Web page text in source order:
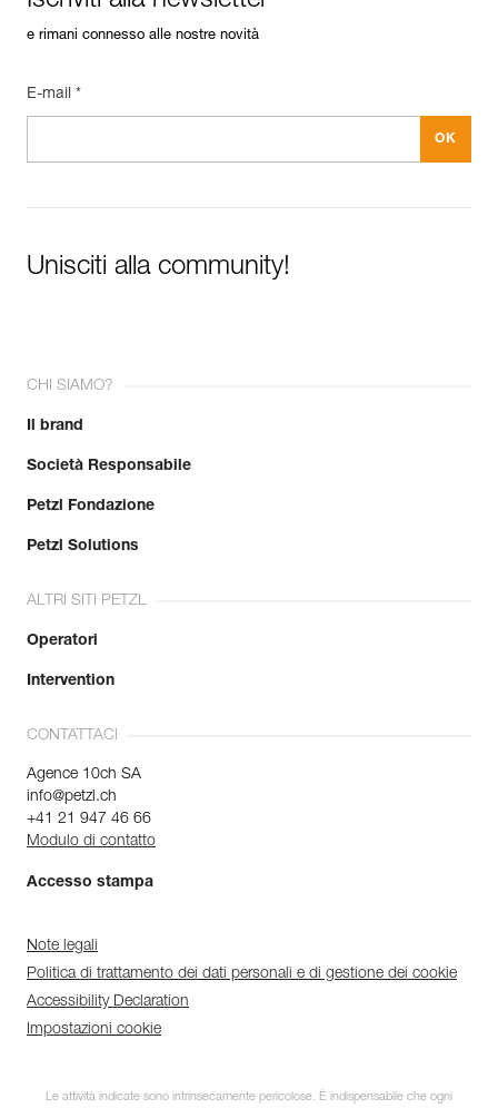
e rimani connesso alle nostre novità
E-mail *
Unisciti alla community!
CHI SIAMO?
Il brand
Società Responsabile
Petzl Fondazione
Petzl Solutions
ALTRI SITI PETZL
Operatori
Intervention
CONTATTACI
Agence 10ch SA
info@petzl.ch
+41 21 947 46 66
Modulo di contatto
Accesso stampa
Note legali
Politica di trattamento dei dati personali e di gestione dei cookie
Accessibility Declaration
Impostazioni cookie
Le attività indicate sono intrinsecamente pericolose. È indispensabile che ogni